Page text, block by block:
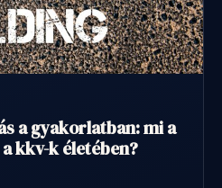
a gyakorlatban: mi a
kkv-k életében?